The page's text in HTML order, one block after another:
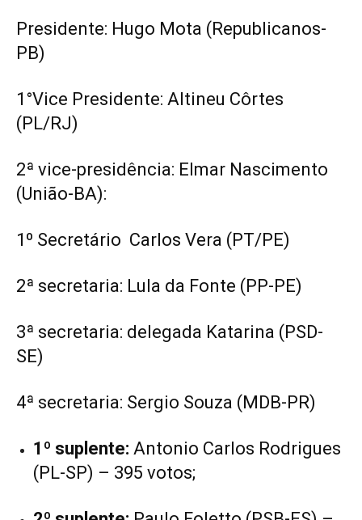
Presidente: Hugo Mota (Republicanos-
PB)
1°Vice Presidente: Altineu Côrtes
(PL/RJ)
2ª vice-presidência: Elmar Nascimento
(União-BA):
1º Secretário Carlos Vera (PT/PE)
2ª secretaria: Lula da Fonte (PP-PE)
3ª secretaria: delegada Katarina (PSD-
SE)
4ª secretaria: Sergio Souza (MDB-PR)
1º suplente: Antonio Carlos Rodrigues
(PL-SP) – 395 votos;